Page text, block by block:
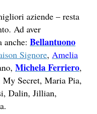
aziende – resta
Ad aver
anche: Bellantuono
Signore, Amelia
Michela Ferriero,
Secret, Maria Pia,
Dalin, Jillian,